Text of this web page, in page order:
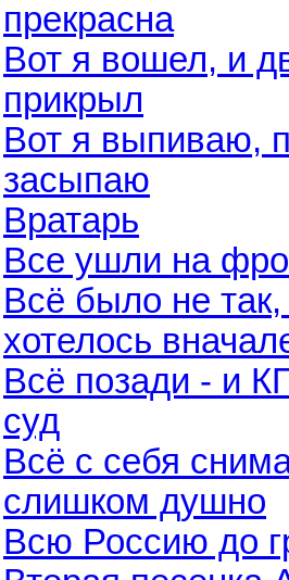
прекрасна
Вот я вошел, и
прикрыл
Вот я выпиваю,
засыпаю
Вратарь
Все ушли на
Всё было не так,
хотелось
Всё позади - и
суд
Всё с себя
слишком душно
Всю Россию до